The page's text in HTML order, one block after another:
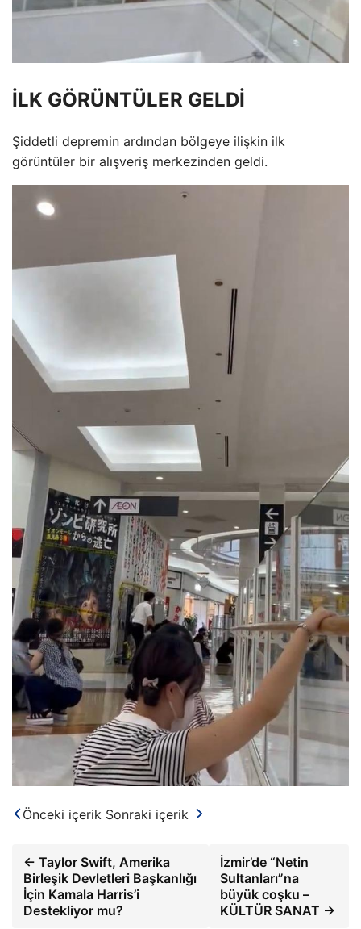
İLK GÖRÜNTÜLER GELDİ
Şiddetli depremin ardından bölgeye ilişkin ilk
görüntüler bir alışveriş merkezinden geldi.
Önceki içerik Sonraki içerik
← Taylor Swift, Amerika
Birleşik Devletleri Başkanlığı
İçin Kamala Harris’i
Destekliyor mu?
İzmir’de “Netin
Sultanları”na
büyük coşku –
KÜLTÜR SANAT →